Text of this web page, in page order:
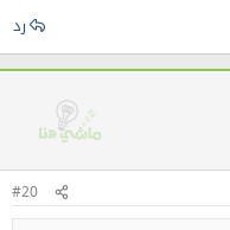
رد
#20